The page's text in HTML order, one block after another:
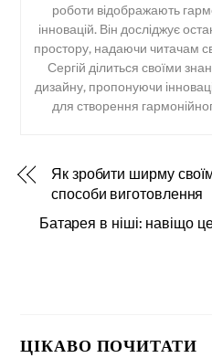
роботи відображають
інновацій. Він досліджує
простору, надаючи читачам
Сергій ділиться своїми
дизайну, пропонуючи
для створення
Як зробити ширму
способи виготовлення
Батарея в ніші: навіщо
ЦІКАВО ПОЧИТАТИ